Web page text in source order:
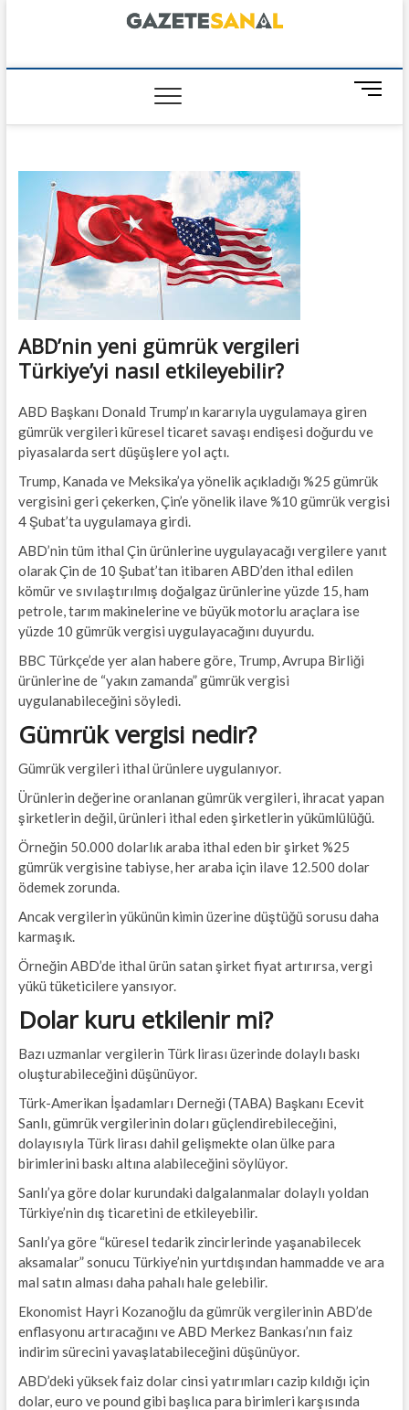
GazeteSanal
M
n
ABD’nin yeni gümrük vergileri
Türkiye’yi nasıl etkileyebilir?
ABD Başkanı Donald Trump’ın kararıyla uygulamaya giren
gümrük vergileri küresel ticaret savaşı endişesi doğurdu ve
piyasalarda sert düşüşlere yol açtı.
Trump, Kanada ve Meksika’ya yönelik açıkladığı %25 gümrük
vergisini geri çekerken, Çin’e yönelik ilave %10 gümrük vergisi
4 Şubat’ta uygulamaya girdi.
ABD’nin tüm ithal Çin ürünlerine uygulayacağı vergilere yanıt
olarak Çin de 10 Şubat’tan itibaren ABD’den ithal edilen
kömür ve sıvılaştırılmış doğalgaz ürünlerine yüzde 15, ham
petrole, tarım makinelerine ve büyük motorlu araçlara ise
yüzde 10 gümrük vergisi uygulayacağını duyurdu.
BBC Türkçe’de yer alan habere göre, Trump, Avrupa Birliği
ürünlerine de “yakın zamanda” gümrük vergisi
uygulanabileceğini söyledi.
Gümrük vergisi nedir?
Gümrük vergileri ithal ürünlere uygulanıyor.
Ürünlerin değerine oranlanan gümrük vergileri, ihracat yapan
şirketlerin değil, ürünleri ithal eden şirketlerin yükümlülüğü.
Örneğin 50.000 dolarlık araba ithal eden bir şirket %25
gümrük vergisine tabiyse, her araba için ilave 12.500 dolar
ödemek zorunda.
Ancak vergilerin yükünün kimin üzerine düştüğü sorusu daha
karmaşık.
Örneğin ABD’de ithal ürün satan şirket fiyat artırırsa, vergi
yükü tüketicilere yansıyor.
Dolar kuru etkilenir mi?
Bazı uzmanlar vergilerin Türk lirası üzerinde dolaylı baskı
oluşturabileceğini düşünüyor.
Türk-Amerikan İşadamları Derneği (TABA) Başkanı Ecevit
Sanlı, gümrük vergilerinin doları güçlendirebileceğini,
dolayısıyla Türk lirası dahil gelişmekte olan ülke para
birimlerini baskı altına alabileceğini söylüyor.
Sanlı’ya göre dolar kurundaki dalgalanmalar dolaylı yoldan
Türkiye’nin dış ticaretini de etkileyebilir.
Sanlı’ya göre “küresel tedarik zincirlerinde yaşanabilecek
aksamalar” sonucu Türkiye’nin yurtdışından hammadde ve ara
mal satın alması daha pahalı hale gelebilir.
Ekonomist Hayri Kozanoğlu da gümrük vergilerinin ABD’de
enflasyonu artıracağını ve ABD Merkez Bankası’nın faiz
indirim sürecini yavaşlatabileceğini düşünüyor.
ABD’deki yüksek faiz dolar cinsi yatırımları cazip kıldığı için
dolar, euro ve pound gibi başlıca para birimleri karşısında